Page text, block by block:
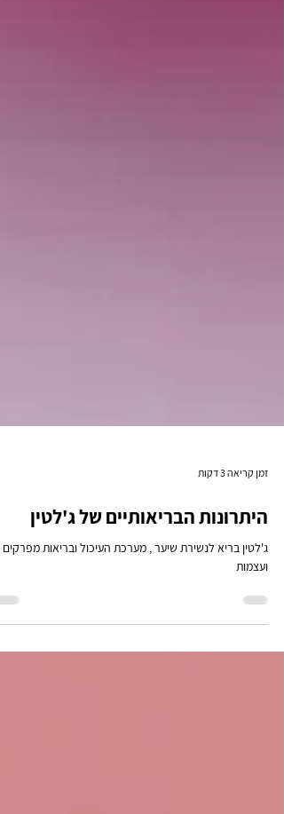
זמן קריאה 3 דקות
היתרונות הבריאותיים של ג'לטין
ג'לטין בריא לנשירת שיער , מערכת העיכול ובריאות מפרקים